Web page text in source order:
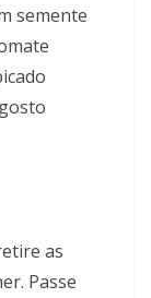
semente
as
Passe